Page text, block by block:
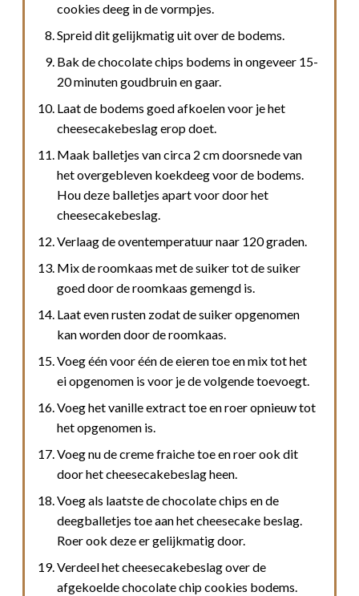
cookies deeg in de vormpjes.
Spreid dit gelijkmatig uit over de bodems.
Bak de chocolate chips bodems in ongeveer 15-
20 minuten goudbruin en gaar.
Laat de bodems goed afkoelen voor je het
cheesecakebeslag erop doet.
Maak balletjes van circa 2 cm doorsnede van
het overgebleven koekdeeg voor de bodems.
Hou deze balletjes apart voor door het
cheesecakebeslag.
Verlaag de oventemperatuur naar 120 graden.
Mix de roomkaas met de suiker tot de suiker
goed door de roomkaas gemengd is.
Laat even rusten zodat de suiker opgenomen
kan worden door de roomkaas.
Voeg één voor één de eieren toe en mix tot het
ei opgenomen is voor je de volgende toevoegt.
Voeg het vanille extract toe en roer opnieuw tot
het opgenomen is.
Voeg nu de creme fraiche toe en roer ook dit
door het cheesecakebeslag heen.
Voeg als laatste de chocolate chips en de
deegballetjes toe aan het cheesecake beslag.
Roer ook deze er gelijkmatig door.
Verdeel het cheesecakebeslag over de
afgekoelde chocolate chip cookies bodems.